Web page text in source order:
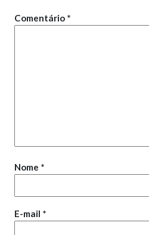
Comentário *
Nome *
E-mail *